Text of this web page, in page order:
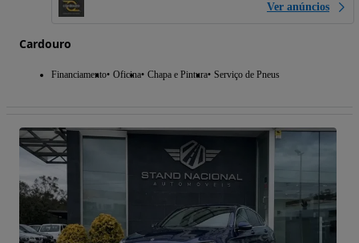
Ver anúncios
Cardouro
Financiamento Oficina Chapa e Pintura Serviço de Pneus